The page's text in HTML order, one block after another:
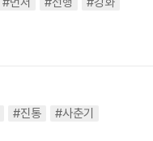
#진통
#사춘기